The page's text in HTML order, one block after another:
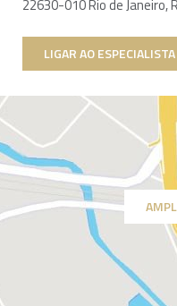
22630-010 Rio de Janeiro,
LIGAR AO ESPECIALISTA